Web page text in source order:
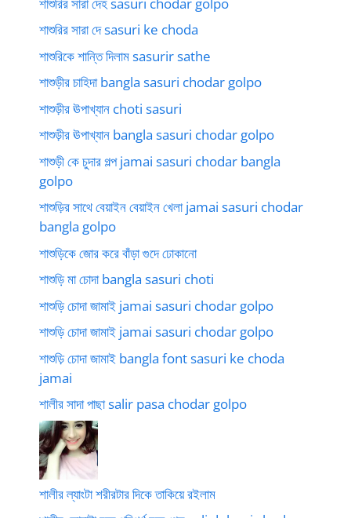
শাশুরির সারা দে sasuri ke choda
শাশুরিকে শান্তি দিলাম sasurir sathe
শাশুড়ীর চাহিদা bangla sasuri chodar golpo
শাশুড়ীর ঊপাখ্যান choti sasuri
শাশুড়ীর ঊপাখ্যান bangla sasuri chodar golpo
শাশুড়ী কে চুদার গল্প jamai sasuri chodar bangla
golpo
শাশুড়ির সাথে বেয়াইন বেয়াইন খেলা jamai sasuri chodar
bangla golpo
শাশুড়িকে জোর করে বাঁড়া গুদে ঢোকানো
শাশুড়ি মা চোদা bangla sasuri choti
শাশুড়ি চোদা জামাই jamai sasuri chodar golpo
শাশুড়ি চোদা জামাই jamai sasuri chodar golpo
শাশুড়ি চোদা জামাই bangla font sasuri ke choda
jamai
শালীর সাদা পাছা salir pasa chodar golpo
শালীর ল্যাংটা শরীরটার দিকে তাকিয়ে রইলাম